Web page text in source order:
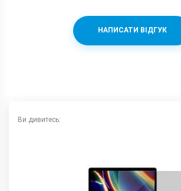
НАПИСАТИ ВІДГУК
Ви дивитесь: